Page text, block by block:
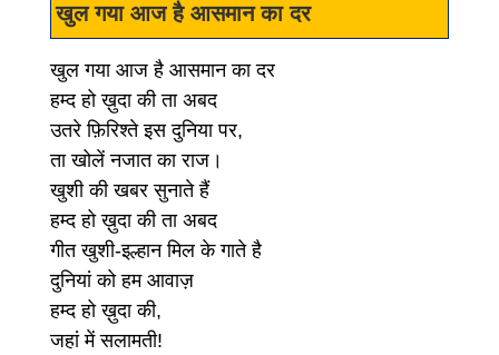
खुल गया आज है आसमान का दर
खुल गया आज है आसमान का दर
हम्द हो ख़ुदा की ता अबद
उतरे फ़िरिश्ते इस दुनिया पर,
ता खोलें नजात का राज।
खुशी की खबर सुनाते हैं
हम्द हो ख़ुदा की ता अबद
गीत खुशी-इल्हान मिल के गाते है
दुनियां को हम आवाज़
हम्द हो ख़ुदा की,
जहां में सलामती!